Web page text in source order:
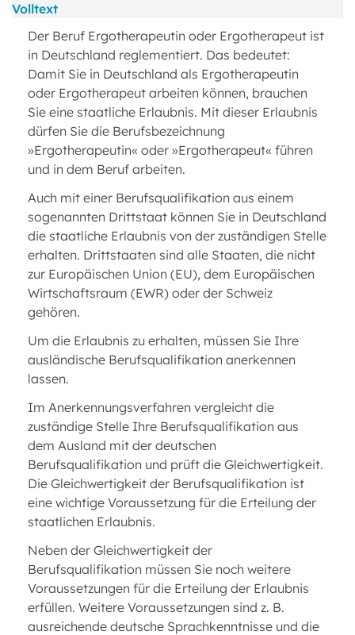
Volltext
Der Beruf Ergotherapeutin oder Ergotherapeut ist
in Deutschland reglementiert. Das bedeutet:
Damit Sie in Deutschland als Ergotherapeutin
oder Ergotherapeut arbeiten können, brauchen
Sie eine staatliche Erlaubnis. Mit dieser Erlaubnis
dürfen Sie die Berufsbezeichnung
»Ergotherapeutin« oder »Ergotherapeut« führen
und in dem Beruf arbeiten.
Auch mit einer Berufsqualifikation aus einem
sogenannten Drittstaat können Sie in Deutschland
die staatliche Erlaubnis von der zuständigen Stelle
erhalten. Drittstaaten sind alle Staaten, die nicht
zur Europäischen Union (EU), dem Europäischen
Wirtschaftsraum (EWR) oder der Schweiz
gehören.
Um die Erlaubnis zu erhalten, müssen Sie Ihre
ausländische Berufsqualifikation anerkennen
lassen.
Im Anerkennungsverfahren vergleicht die
zuständige Stelle Ihre Berufsqualifikation aus
dem Ausland mit der deutschen
Berufsqualifikation und prüft die Gleichwertigkeit.
Die Gleichwertigkeit der Berufsqualifikation ist
eine wichtige Voraussetzung für die Erteilung der
staatlichen Erlaubnis.
Neben der Gleichwertigkeit der
Berufsqualifikation müssen Sie noch weitere
Voraussetzungen für die Erteilung der Erlaubnis
erfüllen. Weitere Voraussetzungen sind z. B.
ausreichende deutsche Sprachkenntnisse und die